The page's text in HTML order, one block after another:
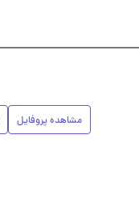
مشاهده پروفایل